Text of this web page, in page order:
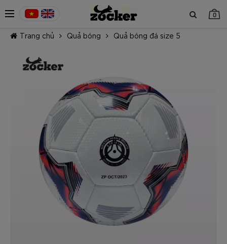
0
TIẾP TỤC MUA HÀNG
Trang chủ Quả bóng Quả bóng đá size 5